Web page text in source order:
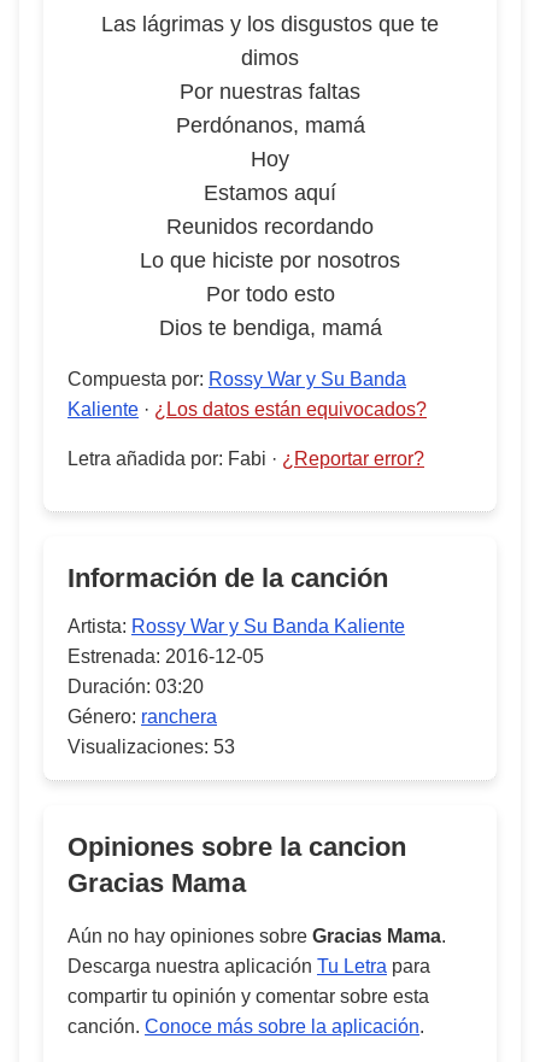
Las lágrimas y los disgustos que te
dimos
Por nuestras faltas
Perdónanos, mamá
Hoy
Estamos aquí
Reunidos recordando
Lo que hiciste por nosotros
Por todo esto
Dios te bendiga, mamá
Compuesta por: Rossy War y Su Banda
Kaliente · ¿Los datos están equivocados?
Letra añadida por: Fabi · ¿Reportar error?
Información de la canción
Artista: Rossy War y Su Banda Kaliente
Estrenada: 2016-12-05
Duración: 03:20
Género: ranchera
Visualizaciones: 53
Opiniones sobre la cancion
Gracias Mama
Aún no hay opiniones sobre Gracias Mama.
Descarga nuestra aplicación Tu Letra para
compartir tu opinión y comentar sobre esta
canción. Conoce más sobre la aplicación.